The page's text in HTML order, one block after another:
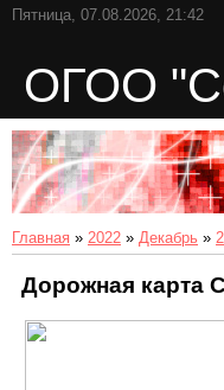
Пятница, 07.08.2026, 21:42
ОГОО
Главная » 2022 » Декабрь »
Дорожная карта